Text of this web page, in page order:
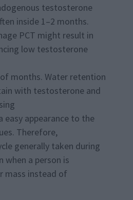
testosterone
inside 1–2 months.
PCT might result in
low testosterone
months. Water retention
with testosterone and
easy appearance to the
Therefore,
generally taken during
when a person is
mass instead of